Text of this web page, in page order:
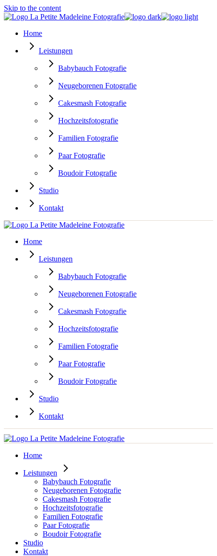
Skip to the content
Home
Leistungen
Babybauch Fotografie
Neugeborenen Fotografie
Cakesmash Fotografie
Hochzeitsfotografie
Familien Fotografie
Paar Fotografie
Boudoir Fotografie
Studio
Kontakt
Home
Leistungen
Babybauch Fotografie
Neugeborenen Fotografie
Cakesmash Fotografie
Hochzeitsfotografie
Familien Fotografie
Paar Fotografie
Boudoir Fotografie
Studio
Kontakt
Home
Leistungen
Babybauch Fotografie
Neugeborenen Fotografie
Cakesmash Fotografie
Hochzeitsfotografie
Familien Fotografie
Paar Fotografie
Boudoir Fotografie
Studio
Kontakt